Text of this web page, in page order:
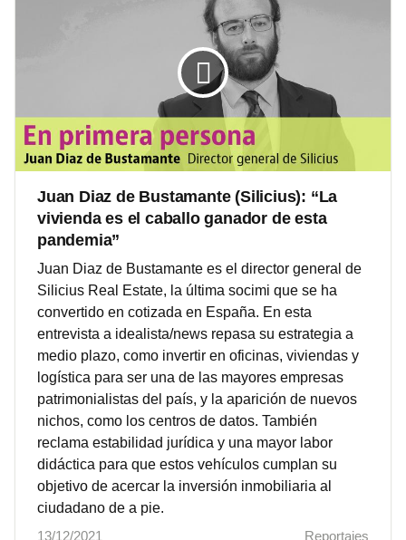
Juan Diaz de Bustamante (Silicius): “La
vivienda es el caballo ganador de esta
pandemia”
Juan Diaz de Bustamante es el director general de
Silicius Real Estate, la última socimi que se ha
convertido en cotizada en España. En esta
entrevista a idealista/news repasa su estrategia a
medio plazo, como invertir en oficinas, viviendas y
logística para ser una de las mayores empresas
patrimonialistas del país, y la aparición de nuevos
nichos, como los centros de datos. También
reclama estabilidad jurídica y una mayor labor
didáctica para que estos vehículos cumplan su
objetivo de acercar la inversión inmobiliaria al
ciudadano de a pie.
13/12/2021
Reportajes